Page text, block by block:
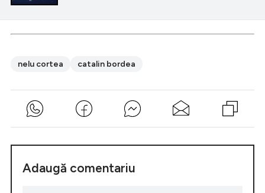
nelu cortea catalin bordea
Adaugă comentariu